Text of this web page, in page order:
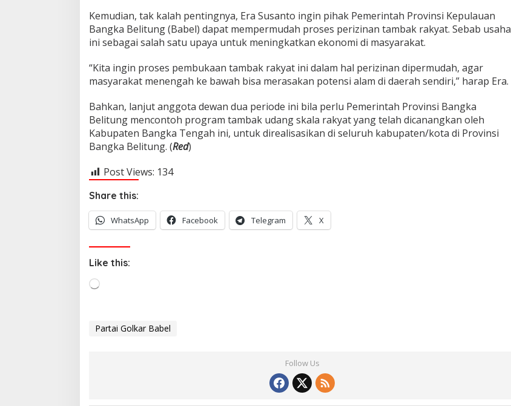
S
k
a
l
R
a
k
a
t
Kemudian, tak kalah pentingnya, Era Susanto ingin pihak Pemerintah Provinsi Kepulauan
Bangka Belitung (Babel) dapat mempermudah proses perizinan tambak rakyat. Sebab usaha
ini sebagai salah satu upaya untuk meningkatkan ekonomi di masyarakat.
“Kita ingin proses pembukaan tambak rakyat ini dalam hal perizinan dipermudah, agar
masyarakat menengah ke bawah bisa merasakan potensi alam di daerah sendiri,” harap Era.
Bahkan, lanjut anggota dewan dua periode ini bila perlu Pemerintah Provinsi Bangka
Belitung mencontoh program tambak udang skala rakyat yang telah dicanangkan oleh
Kabupaten Bangka Tengah ini, untuk direalisasikan di seluruh kabupaten/kota di Provinsi
Bangka Belitung. (Red)
Post Views: 134
Share this:
WhatsApp Facebook Telegram X
Like this:
d
Partai Golkar Babel
Follow Us